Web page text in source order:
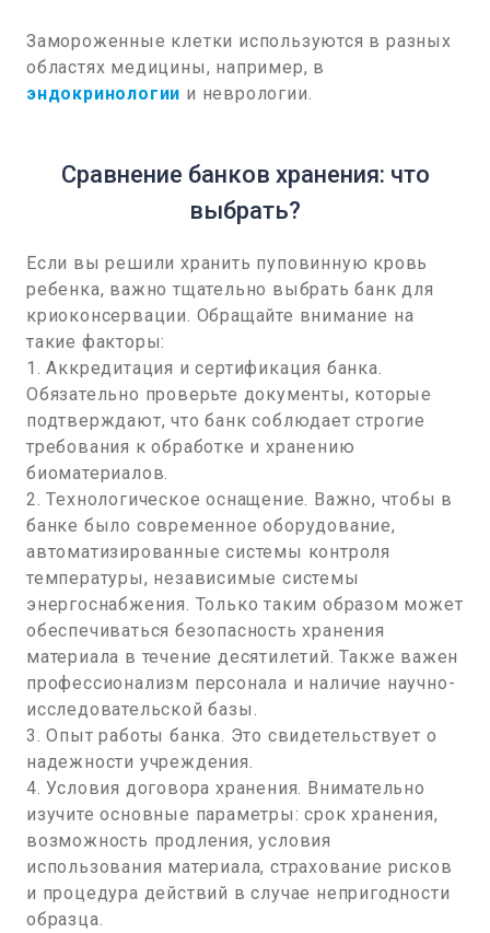
Замороженные клетки используются в разных
областях медицины, например, в
эндокринологии и неврологии.
Сравнение банков хранения: что
выбрать?
Если вы решили хранить пуповинную кровь
ребенка, важно тщательно выбрать банк для
криоконсервации. Обращайте внимание на
такие факторы:
1. Аккредитация и сертификация банка.
Обязательно проверьте документы, которые
подтверждают, что банк соблюдает строгие
требования к обработке и хранению
биоматериалов.
2. Технологическое оснащение. Важно, чтобы в
банке было современное оборудование,
автоматизированные системы контроля
температуры, независимые системы
энергоснабжения. Только таким образом может
обеспечиваться безопасность хранения
материала в течение десятилетий. Также важен
профессионализм персонала и наличие научно-
исследовательской базы.
3. Опыт работы банка. Это свидетельствует о
надежности учреждения.
4. Условия договора хранения. Внимательно
изучите основные параметры: срок хранения,
возможность продления, условия
использования материала, страхование рисков
и процедура действий в случае непригодности
образца.